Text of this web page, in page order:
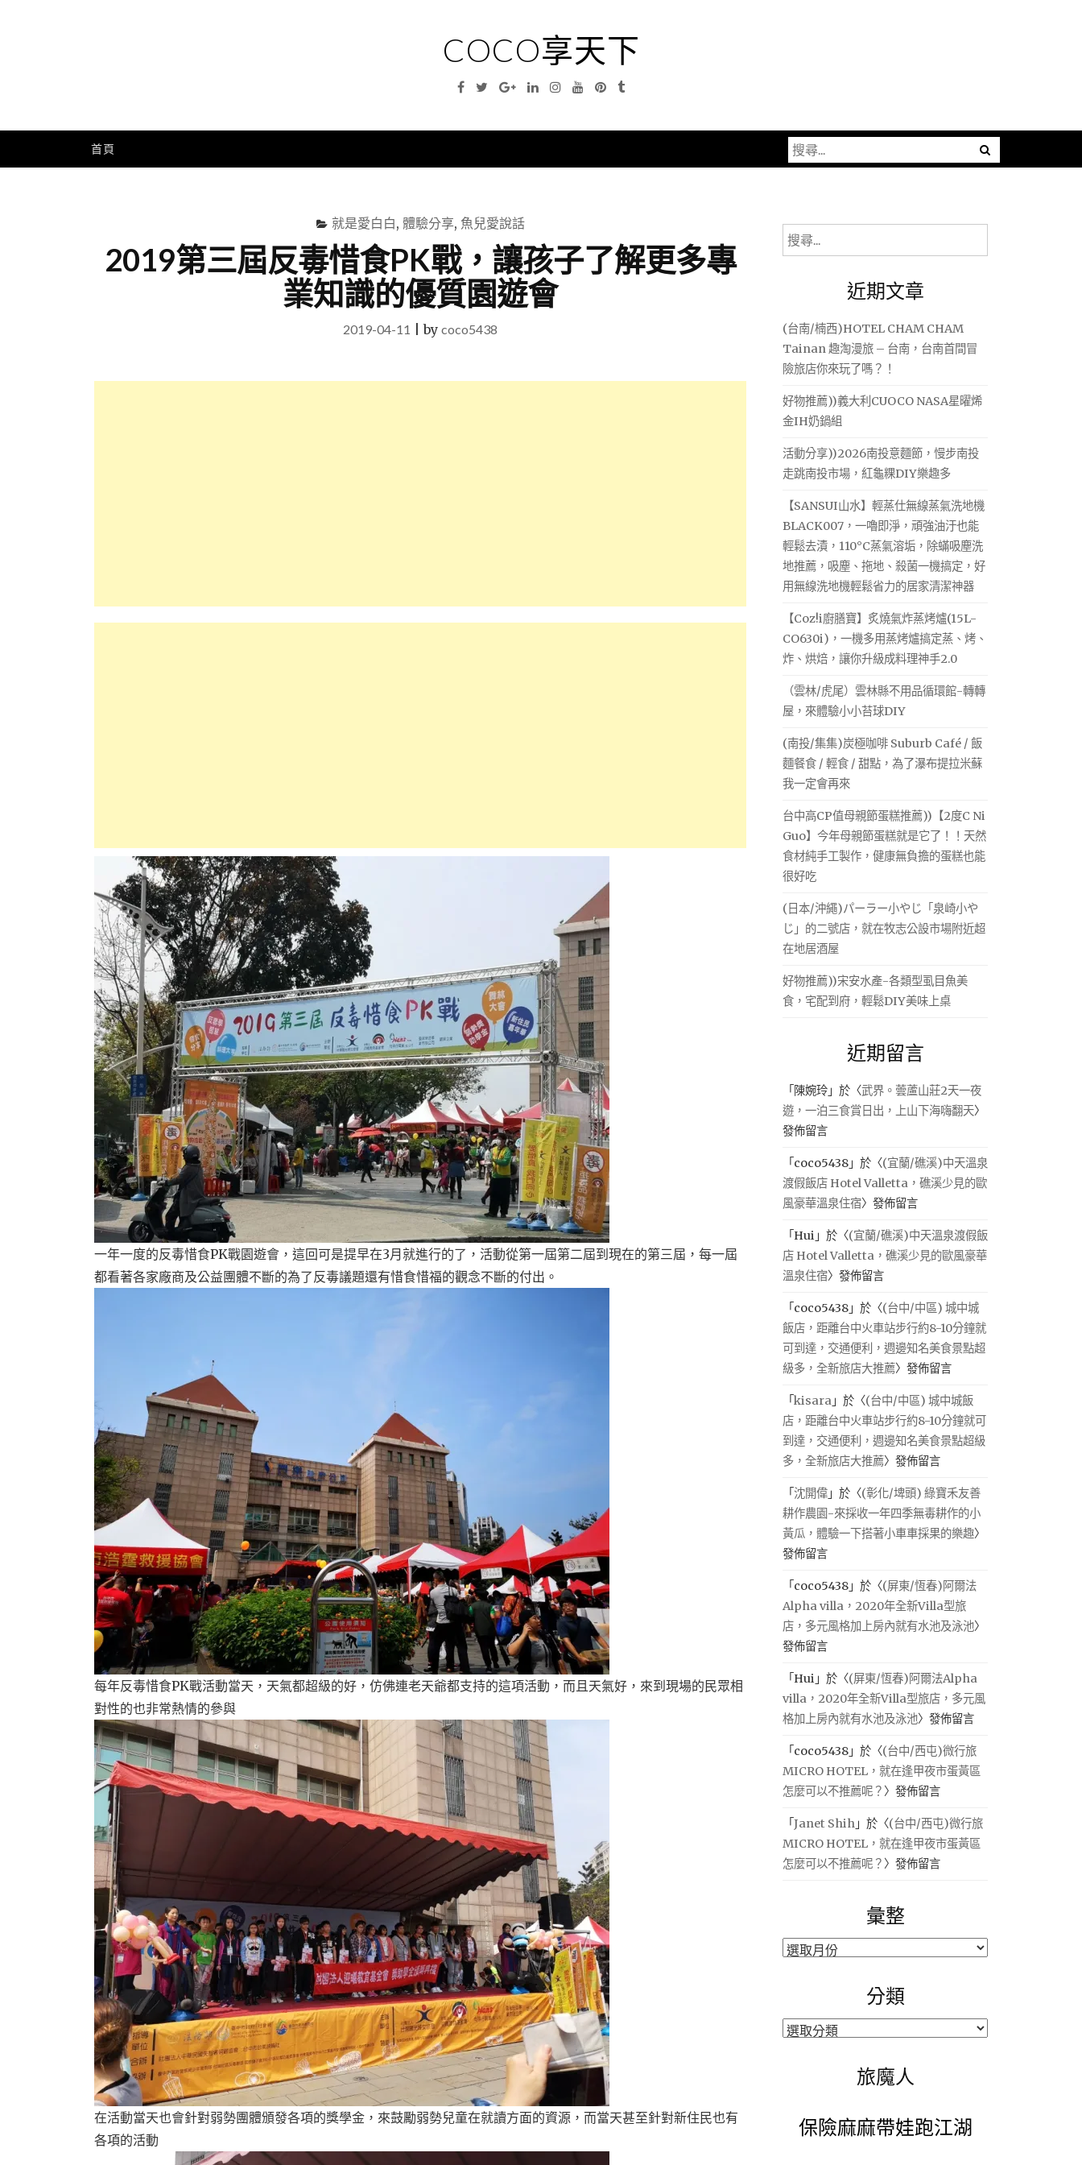
COCO享天下
Facebook
TwitterGoogleLinkedinInstagramYouTubePinterest
Tumblr
首頁
搜
尋
字:
就是愛白白, 體驗分享, 魚兒愛說話
2019第三屆反毒惜食PK戰，讓孩子了解更多專
業知識的優質園遊會
2019-04-11 |by coco5438
一年一度的反毒惜食PK戰園遊會，這回可是提早在3月就進行的了，活動從第一屆第二屆到現在的第三屆，每一屆
都看著各家廠商及公益團體不斷的為了反毒議題還有惜食惜福的觀念不斷的付出。
每年反毒惜食PK戰活動當天，天氣都超級的好，仿佛連老天爺都支持的這項活動，而且天氣好，來到現場的民眾相
對性的也非常熱情的參與
在活動當天也會針對弱勢團體頒發各項的獎學金，來鼓勵弱勢兒童在就讀方面的資源，而當天甚至針對新住民也有
各項的活動
搜
尋
近期文章
(台南/楠西)HOTEL CHAM CHAM
Tainan 趣淘漫旅 – 台南，台南首間冒
險旅店你來玩了嗎？！
好物推薦))義大利CUOCO NASA星曜烯
金IH奶鍋組
活動分享))2026南投意麵節，慢步南投
走跳南投市場，紅龜粿DIY樂趣多
【SANSUI山水】輕蒸仕無線蒸氣洗地機
BLACK007，一嚕即淨，頑強油汙也能
輕鬆去漬，110°C蒸氣溶垢，除蟎吸塵洗
地推薦，吸塵、拖地、殺菌一機搞定，好
用無線洗地機輕鬆省力的居家清潔神器
【Coz!i廚膳寶】炙燒氣炸蒸烤爐(15L-
CO630i)，一機多用蒸烤爐搞定蒸、烤、
炸、烘焙，讓你升級成料理神手2.0
（雲林/虎尾）雲林縣不用品循環館-轉轉
屋，來體驗小小苔球DIY
(南投/集集)炭極咖啡 Suburb Café / 飯
麵餐食 / 輕食 / 甜點，為了瀑布提拉米蘇
我一定會再來
台中高CP值母親節蛋糕推薦))【2度C Ni
Guo】今年母親節蛋糕就是它了！！天然
食材純手工製作，健康無負擔的蛋糕也能
很好吃
(日本/沖繩)パーラー小やじ「泉崎小や
じ」的二號店，就在牧志公設市場附近超
在地居酒屋
好物推薦))宋安水產-各類型虱目魚美
食，宅配到府，輕鬆DIY美味上桌
近期留言
「 陳婉玲 」於〈武界。蕓蘆山莊2天一夜
遊，一泊三食賞日出，上山下海嗨翻天〉
發佈留言
「 coco5438 」於〈(宜蘭/礁溪)中天溫泉
渡假飯店 Hotel Valletta，礁溪少見的歐
風豪華溫泉住宿〉發佈留言
「Hui 」於〈(宜蘭/礁溪)中天溫泉渡假飯
店 Hotel Valletta，礁溪少見的歐風豪華
溫泉住宿〉發佈留言
「 coco5438 」於〈(台中/中區) 城中城
飯店，距離台中火車站步行約8-10分鐘就
可到達，交通便利，週邊知名美食景點超
級多，全新旅店大推薦〉發佈留言
「kisara 」於〈(台中/中區) 城中城飯
店，距離台中火車站步行約8-10分鐘就可
到達，交通便利，週邊知名美食景點超級
多，全新旅店大推薦〉發佈留言
「沈開偉 」於〈(彰化/埤頭) 綠寶禾友善
耕作農園-來採收一年四季無毒耕作的小
黃瓜，體驗一下搭著小車車採果的樂趣〉
發佈留言
「 coco5438 」於〈(屏東/恆春)阿爾法
Alpha villa，2020年全新Villa型旅
店，多元風格加上房內就有水池及泳池〉
發佈留言
「Hui 」於〈(屏東/恆春)阿爾法Alpha
villa，2020年全新Villa型旅店，多元風
格加上房內就有水池及泳池〉發佈留言
「 coco5438 」於〈(台中/西屯)微行旅
MICRO HOTEL，就在逢甲夜市蛋黃區
怎麼可以不推薦呢？ 〉發佈留言
「Janet Shih 」於〈(台中/西屯)微行旅
MICRO HOTEL，就在逢甲夜市蛋黃區
怎麼可以不推薦呢？ 〉發佈留言
彙整
彙
分類
分
旅魔人
保險麻麻帶娃跑江湖